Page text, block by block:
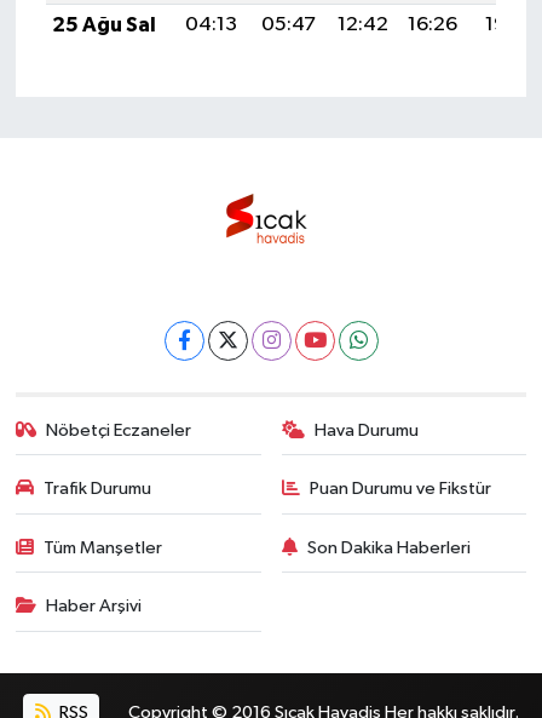
25 Ağu Sal
04:13 05:47 12:42 16:26 19:27
Nöbetçi Eczaneler Hava Durumu
Trafik Durumu Puan Durumu ve Fikstür
Tüm Manşetler Son Dakika Haberleri
Haber Arşivi
RSS Copyright © 2016 Sıcak Havadis Her hakkı saklıdır.